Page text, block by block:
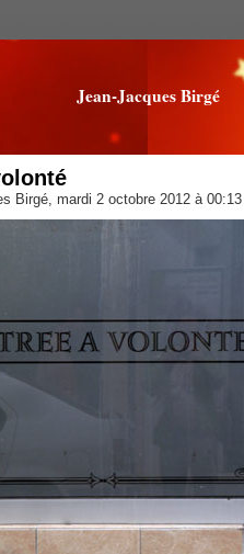
Jean-Jacques Birgé
Birgé, mardi 2 octobre 2012 à